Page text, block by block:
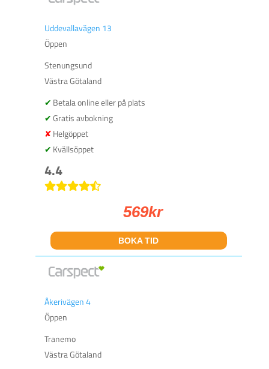
Uddevallavägen 13
Öppen
Stenungsund
Västra Götaland
Betala online eller på plats
Gratis avbokning
Helgöppet
Kvällsöppet
4.4
569kr
BOKA TID
Åkerivägen 4
Öppen
Tranemo
Västra Götaland